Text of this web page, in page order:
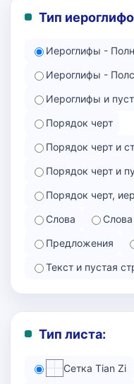
Тип
Иероглифы -
Иероглифы -
Иероглифы и
Порядок черт
Порядок черт и
Порядок черт и
Порядок черт,
Слова
Предложения
Текст и пустая
Тип листа:
Сетка Tian Zi